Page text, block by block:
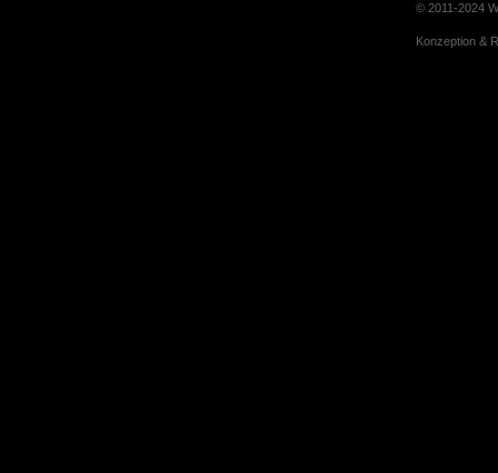
© 2011-2024
Konzeption &